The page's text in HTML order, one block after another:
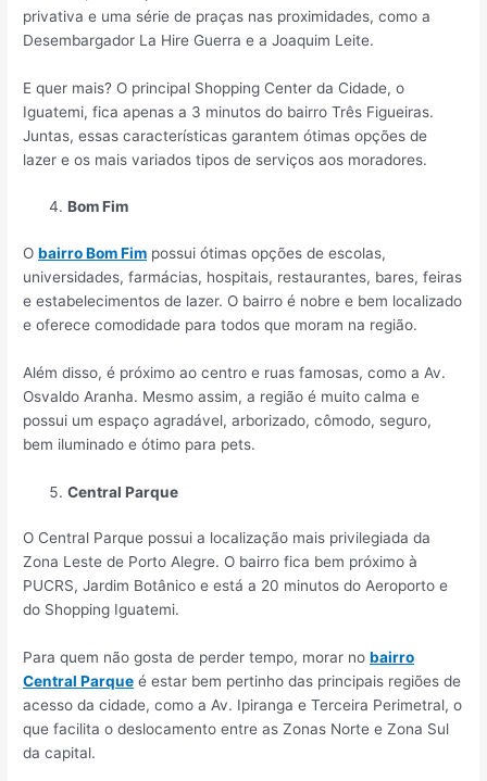
privativa e uma série de praças nas proximidades, como a
Desembargador La Hire Guerra e a Joaquim Leite.
E quer mais? O principal Shopping Center da Cidade, o
Iguatemi, fica apenas a 3 minutos do bairro Três Figueiras.
Juntas, essas características garantem ótimas opções de
lazer e os mais variados tipos de serviços aos moradores.
Bom Fim
Obairro Bom Fim possui ótimas opções de escolas,
universidades, farmácias, hospitais, restaurantes, bares, feiras
e estabelecimentos de lazer. O bairro é nobre e bem localizado
e oferece comodidade para todos que moram na região.
Além disso, é próximo ao centro e ruas famosas, como a Av.
Osvaldo Aranha. Mesmo assim, a região é muito calma e
possui um espaço agradável, arborizado, cômodo, seguro,
bem iluminado e ótimo para pets.
Central Parque
O Central Parque possui a localização mais privilegiada da
Zona Leste de Porto Alegre. O bairro fica bem próximo à
PUCRS, Jardim Botânico e está a 20 minutos do Aeroporto e
do Shopping Iguatemi.
Para quem não gosta de perder tempo, morar nobairro
Central Parque é estar bem pertinho das principais regiões de
acesso da cidade, como a Av. Ipiranga e Terceira Perimetral, o
que facilita o deslocamento entre as Zonas Norte e Zona Sul
da capital.